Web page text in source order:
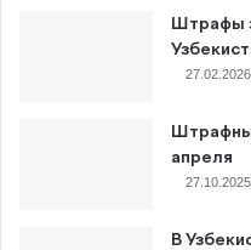
Штрафы
27.02.2026
апреля
27.10.2025
В